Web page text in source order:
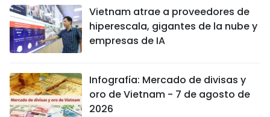
Vietnam atrae a proveedores de
hiperescala, gigantes de la nube y
empresas de IA
Infografía: Mercado de divisas y
oro de Vietnam - 7 de agosto de
2026